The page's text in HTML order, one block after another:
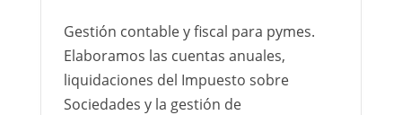
Gestión contable y fiscal para pymes.
Elaboramos las cuentas anuales,
liquidaciones del Impuesto sobre
Sociedades y la gestión de